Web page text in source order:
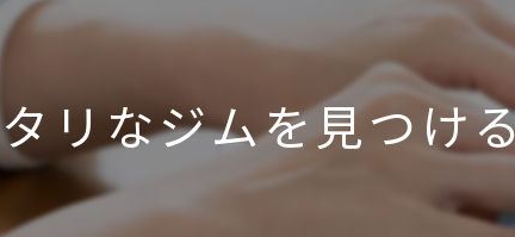
リなジムを見つけ